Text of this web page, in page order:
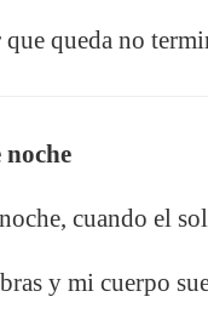
que queda no
noche
cuando el
y mi cuerpo